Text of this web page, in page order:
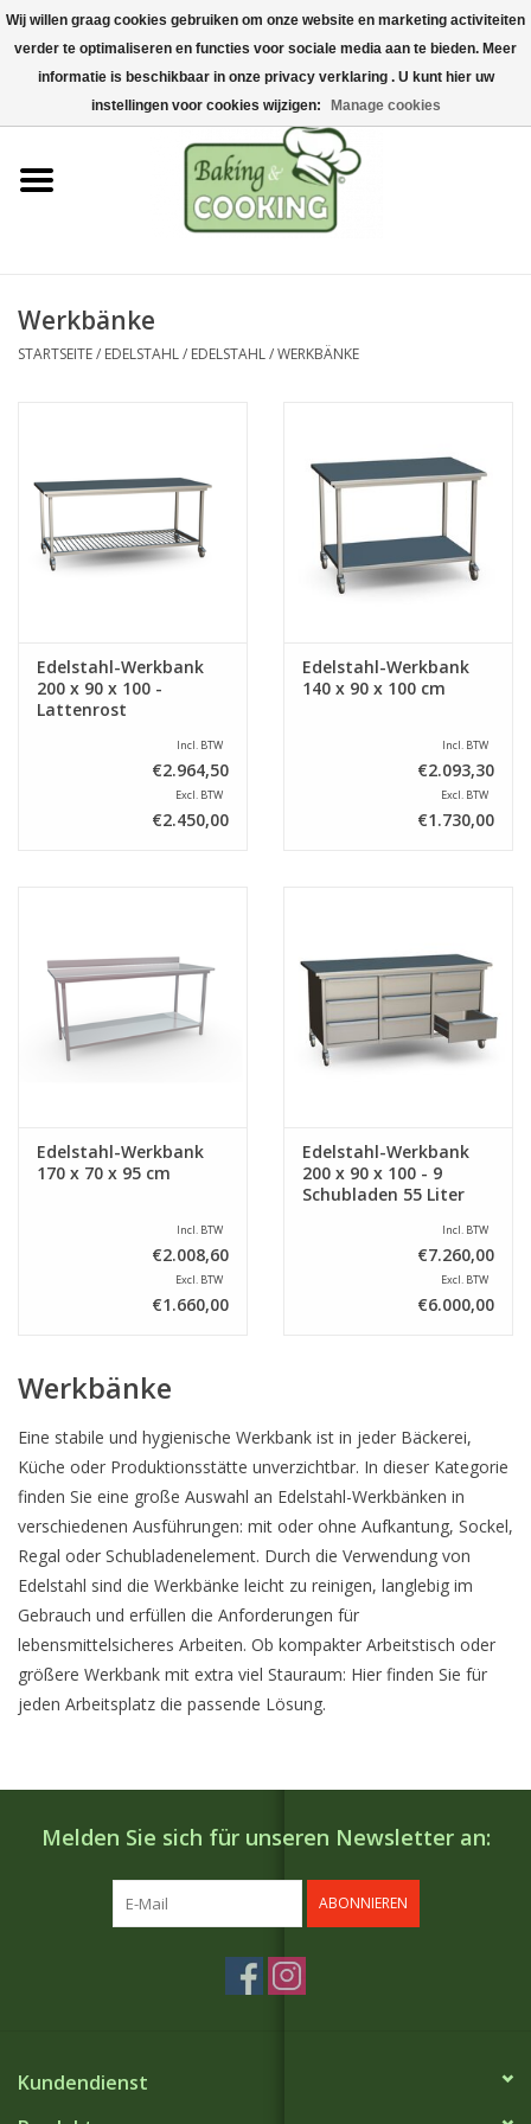
Startseite
Koch-&Backutensilien
Maschinen & Teile
Edelstahl
Aktionen
Werkbänke
STARTSEITE/ EDELSTAHL/ EDELSTAHL/WERKBÄNKE
Edelstahl-Werkbank
200 x 90 x 100 -
Lattenrost
Incl. BTW
€2.964,50
Excl. BTW
€2.450,00
Edelstahl-Werkbank
140 x 90 x 100 cm
Incl. BTW
€2.093,30
Excl. BTW
€1.730,00
Edelstahl-Werkbank
170 x 70 x 95 cm
Incl. BTW
€2.008,60
Excl. BTW
€1.660,00
Edelstahl-Werkbank
200 x 90 x 100 - 9
Schubladen 55 Liter
Incl. BTW
€7.260,00
Excl. BTW
€6.000,00
Werkbänke
Eine stabile und hygienische Werkbank ist in jeder Bäckerei,
Küche oder Produktionsstätte unverzichtbar. In dieser Kategorie
finden Sie eine große Auswahl an Edelstahl-Werkbänken in
verschiedenen Ausführungen: mit oder ohne Aufkantung, Sockel,
Regal oder Schubladenelement. Durch die Verwendung von
Edelstahl sind die Werkbänke leicht zu reinigen, langlebig im
Gebrauch und erfüllen die Anforderungen für
lebensmittelsicheres Arbeiten. Ob kompakter Arbeitstisch oder
größere Werkbank mit extra viel Stauraum: Hier finden Sie für
jeden Arbeitsplatz die passende Lösung.
Melden Sie sich für unseren Newsletter an:
ABONNIEREN
Kundendienst
Wij willen graag cookies gebruiken om onze website en marketing activiteiten
verder te optimaliseren en functies voor sociale media aan te bieden. Meer
informatie is beschikbaar in onze privacy verklaring . U kunt hier uw
instellingen voor cookies wijzigen:
Manage cookies